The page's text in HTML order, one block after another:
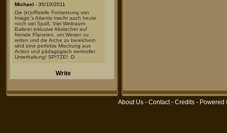
Michael - 30/10/2011
Die (in)offizielle Fortsetzung von
Imagic`s Atlantis macht auch heute
noch viel Spaß. Viel Weltraum-
Ballerei inklusive Abstecher auf
fremde Planeten, um Wesen zu
retten und die Arche zu bereichern
sind eine perfekte Mischung aus
Action und pädagogisch wertvoller
Unterhaltung! SPITZE! :D
Write
About Us - Contact- Credits - Powered